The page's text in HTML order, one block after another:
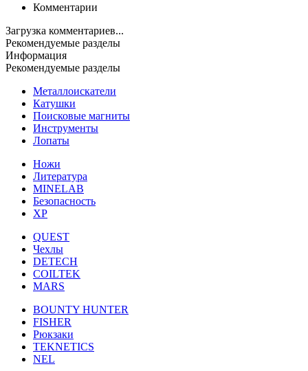
Комментарии
Загрузка комментариев...
Рекомендуемые разделы
Информация
Рекомендуемые разделы
Металлоискатели
Катушки
Поисковые магниты
Инструменты
Лопаты
Ножи
Литература
MINELAB
Безопасность
XP
QUEST
Чехлы
DETECH
COILTEK
MARS
BOUNTY HUNTER
FISHER
Рюкзаки
TEKNETICS
NEL